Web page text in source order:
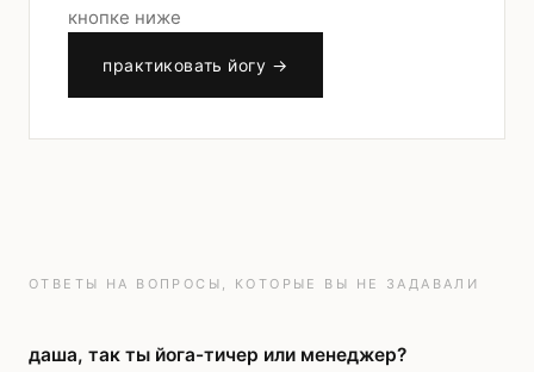
кнопке ниже
практиковать йогу →
ОТВЕТЫ НА ВОПРОСЫ, КОТОРЫЕ ВЫ НЕ ЗАДАВАЛИ
даша, так ты йога-тичер или менеджер?